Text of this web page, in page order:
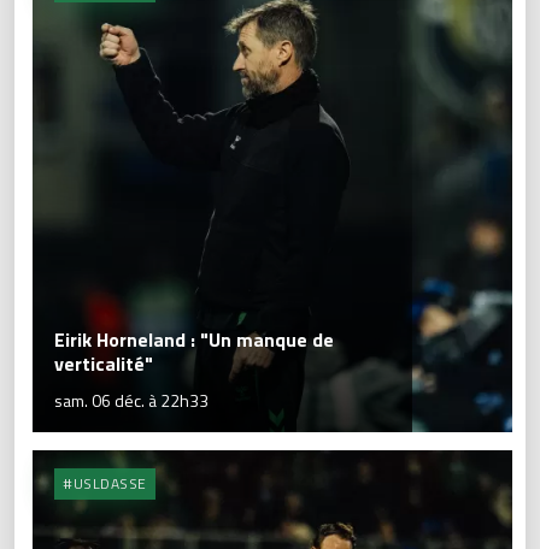
Eirik Horneland : "Un manque de
verticalité"
sam. 06 déc. à 22h33
#USLDASSE